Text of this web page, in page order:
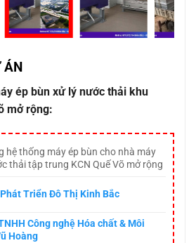
ÁN
ép bùn xử lý nước thải khu
mở rộng:
hệ thống máy ép bùn cho nhà máy
thải tập trung KCN Quế Võ mở rộng
Triển Đô Thị Kinh Bắc
Công nghệ Hóa chất & Môi
Hoàng